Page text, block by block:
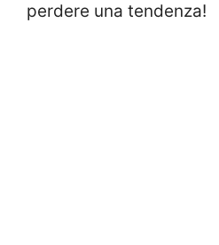
perdere una tendenza!